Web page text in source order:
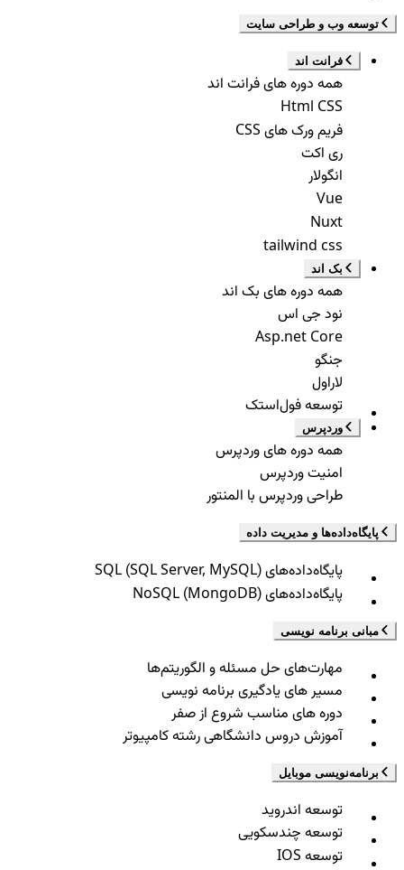
توسعه وب و طراحی سایت
فرانت اند
همه دوره های فرانت اند
Html CSS
فریم ورک های CSS
ری اکت
انگولار
Vue
Nuxt
tailwind css
بک اند
همه دوره های بک اند
نود جی اس
Asp.net Core
جنگو
لاراول
توسعه فول‌استک
وردپرس
همه دوره های وردپرس
امنیت وردپرس
طراحی وردپرس با المنتور
پایگاه‌داده‌ها و مدیریت داده
پایگاه‌داده‌های SQL (SQL Server, MySQL)
پایگاه‌داده‌های NoSQL (MongoDB)
مبانی برنامه نویسی
مهارت‌های حل مسئله و الگوریتم‌ها
مسیر های یادگیری برنامه نویسی
دوره های مناسب شروع از صفر
آموزش دروس دانشگاهی رشته کامپیوتر
برنامه‌نویسی موبایل
توسعه اندروید
توسعه چندسکویی
توسعه IOS